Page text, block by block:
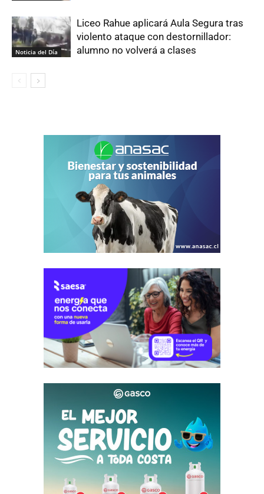
Noticia del Día
Liceo Rahue aplicará Aula Segura tras
violento ataque con destornillador:
alumno no volverá a clases